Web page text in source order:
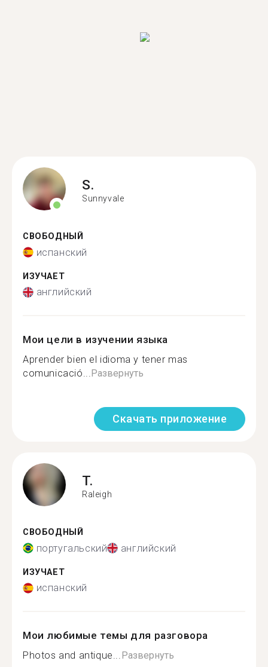
S.
Sunnyvale
СВОБОДНЫЙ
испанский
ИЗУЧАЕТ
английский
Мои цели в изучении языка
Aprender bien el idioma y tener mas
comunicació...Развернуть
Скачать приложение
T.
Raleigh
СВОБОДНЫЙ
португальский английский
ИЗУЧАЕТ
испанский
Мои любимые темы для разговора
Photos and antique...Развернуть